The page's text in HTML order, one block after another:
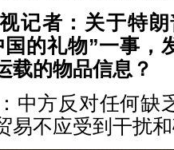
记者：关于特
国的礼物”一事，
载的物品信息？
中方反对任何缺
易不应受到干扰